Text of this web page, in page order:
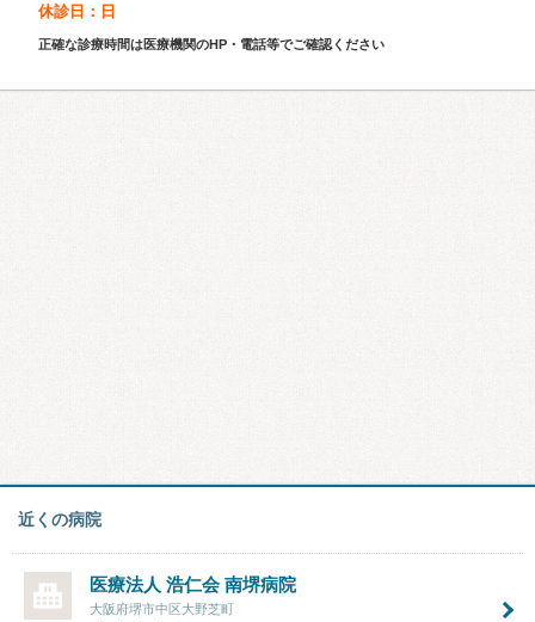
休診日：日
正確な診療時間は医療機関のHP・電話等でご確認ください
近くの病院
医療法人 浩仁会南堺病院
大阪府堺市中区大野芝町